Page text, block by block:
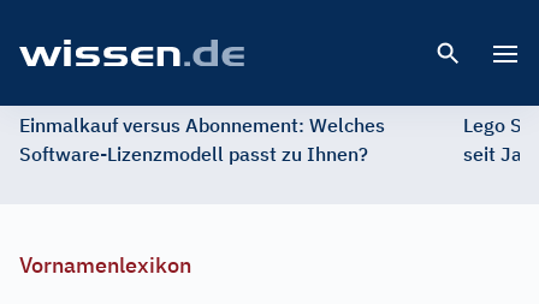
Einmalkauf versus Abonnement: Welches
Software-Lizenzmodell passt zu Ihnen?
Lego
seit
Vornamenlexikon